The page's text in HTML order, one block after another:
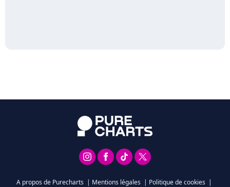
A propos de Purecharts | Mentions légales | Politique de cookies |